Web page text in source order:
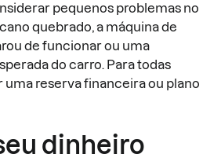
pequenos problemas no
quebrado, a máquina de
de funcionar ou uma
do carro. Para todas
uma reserva financeira ou plano
dinheiro